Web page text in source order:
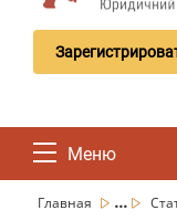
Меню
Главная ...